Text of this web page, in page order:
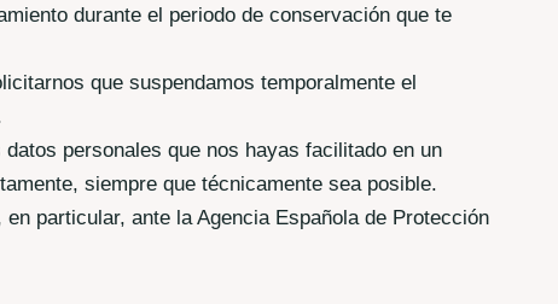
durante el periodo de conservación que te
que suspendamos temporalmente el
personales que nos hayas facilitado en un
siempre que técnicamente sea posible.
particular, ante la Agencia Española de Protección